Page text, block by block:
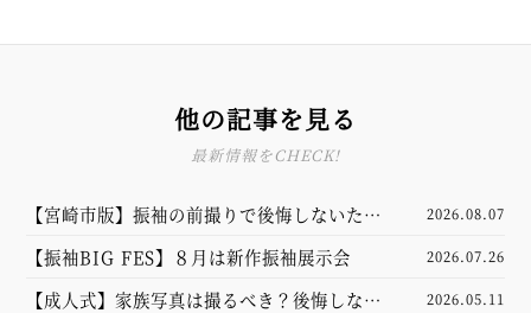
他の記事を見る
最新情報をCHECK!
【宮崎市版】振袖の前撮りで後悔しないため
に！準備・家族写真・スタジオ選びのポイン
トを解説【成人式】
2026.08.07
【振袖BIG FES】８月は新作振袖展示会 2026.07.26
【成人式】家族写真は撮るべき？後悔しない
2026.05.11